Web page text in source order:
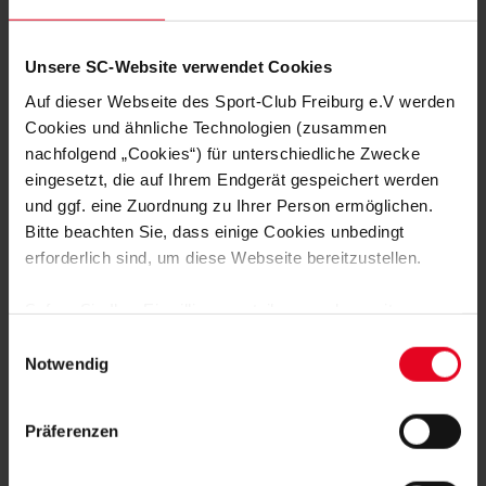
Unsere SC-Website verwendet Cookies
Auf dieser Webseite des Sport-Club Freiburg e.V werden
Cookies und ähnliche Technologien (zusammen
nachfolgend „Cookies“) für unterschiedliche Zwecke
eingesetzt, die auf Ihrem Endgerät gespeichert werden
und ggf. eine Zuordnung zu Ihrer Person ermöglichen.
Bitte beachten Sie, dass einige Cookies unbedingt
erforderlich sind, um diese Webseite bereitzustellen.
Daten von Ihnen (z.B. persönlichen Identifikatoren oder
IP-Adressen) verarbeitet werden. Durch Klicken auf den
Speicherung aller aufgeführten Cookies und der
Notwendig
Präferenzen
Isabel Betz
Foto: Marco Steinbrenner
STENOGRAMM
Aufstellung KRC Genk:Lawal - El Ouahdi, Smets, Kongolo
(71. Sadick), Kayembe (77., Medina). - Heynen, Bangoura -
Heymans, Karetsas, Adedeji-Sternberg (77., Sor), Bibout
(81., Mirisola)
Sattlberger, Erabi, Ito, Mirisola, Sor, Steuckers, Yokoyama
Aufstellung SC Freiburg:
Atubolu - Treu, Ginter, Ogbus,
Günter - Manzambi, Osterhage - Beste (63. Irié), Suzuki